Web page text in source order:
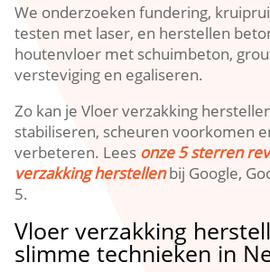
We onderzoeken fundering,
testen met laser, en herstellen
houtenvloer met schuimbeton,
versteviging en egaliseren.​
Zo kan je Vloer verzakking
stabiliseren, scheuren voorkomen
verbeteren.​ Lees onze 5 sterren
verzakking herstellenbij Google,
5.​
Vloer verzakking
slimme technieken in